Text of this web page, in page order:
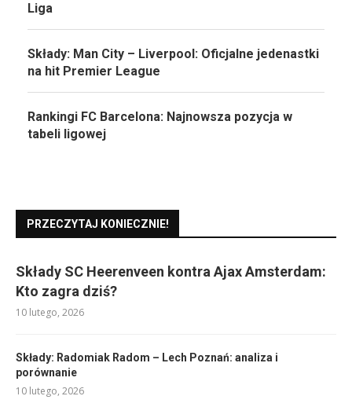
Liga
Składy: Man City – Liverpool: Oficjalne jedenastki
na hit Premier League
Rankingi FC Barcelona: Najnowsza pozycja w
tabeli ligowej
PRZECZYTAJ KONIECZNIE!
Składy SC Heerenveen kontra Ajax Amsterdam:
Kto zagra dziś?
10 lutego, 2026
Składy: Radomiak Radom – Lech Poznań: analiza i
porównanie
10 lutego, 2026